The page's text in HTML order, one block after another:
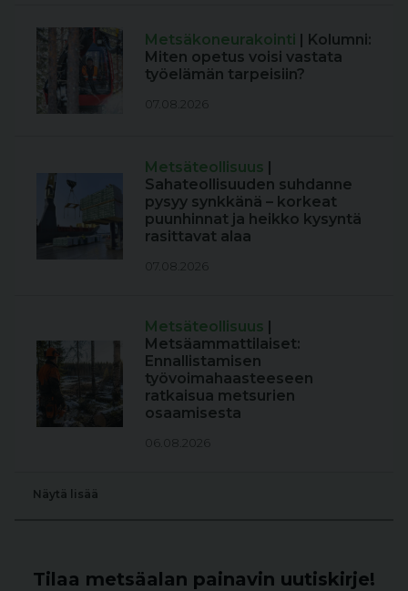
Metsäkoneurakointi | Kolumni:
Miten opetus voisi vastata
työelämän tarpeisiin?
07.08.2026
Metsäteollisuus |
Sahateollisuuden suhdanne
pysyy synkkänä – korkeat
puunhinnat ja heikko kysyntä
rasittavat alaa
07.08.2026
Metsäteollisuus |
Metsäammattilaiset:
Ennallistamisen
työvoimahaasteeseen
ratkaisua metsurien
osaamisesta
06.08.2026
Näytä lisää
Tilaa metsäalan painavin uutiskirje!